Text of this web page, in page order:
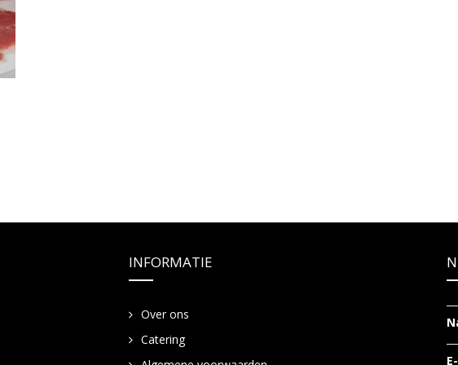
INFORMATIE
Over ons
Catering